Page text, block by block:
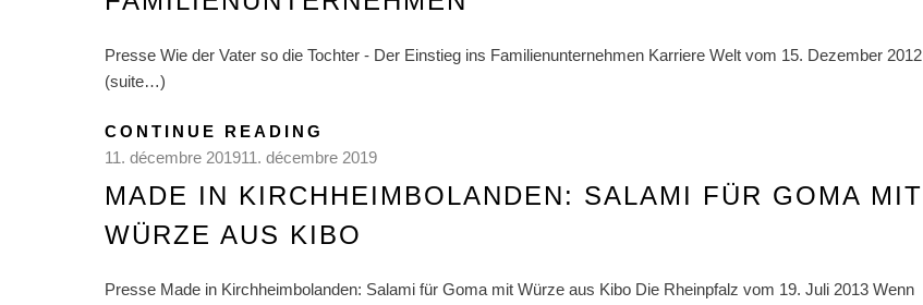
Presse Wie der Vater so die Tochter - Der Einstieg ins Familienunternehmen Karriere Welt vom 15. Dezember 2012
(suite…)
CONTINUE READING
11. décembre 201911. décembre 2019
MADE IN KIRCHHEIMBOLANDEN: SALAMI FÜR GOMA MIT
WÜRZE AUS KIBO
Presse Made in Kirchheimbolanden: Salami für Goma mit Würze aus Kibo Die Rheinpfalz vom 19. Juli 2013 Wenn